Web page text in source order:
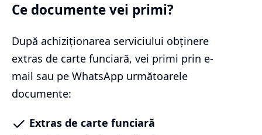
Ce documente vei primi?
După achiziționarea serviciului obținere
extras de carte funciară, vei primi prin e-
mail sau pe WhatsApp următoarele
documente:
Extras de carte funciară